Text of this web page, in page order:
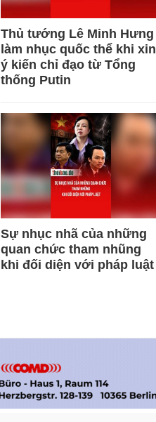
Thủ tướng Lê Minh Hưng
làm nhục quốc thể khi xin
ý kiến chỉ đạo từ Tổng
thống Putin
Sự nhục nhã của những
quan chức tham nhũng
khi đối diện với pháp luật